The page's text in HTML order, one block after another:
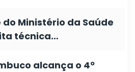
do Ministério da Saúde
técnica…
alcança o 4º